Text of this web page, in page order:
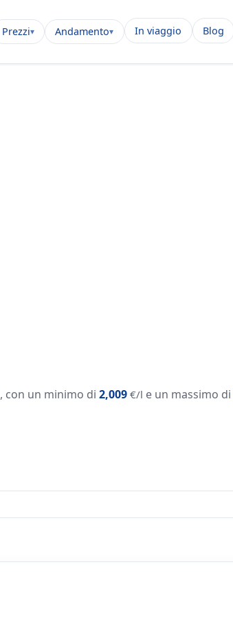
Prezzi Andamento In viaggio Blog
, con un minimo di 2,009 €/l e un massimo di